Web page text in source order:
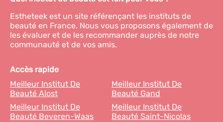
Estheteek est un site référençant les instituts de
beauté en France. Nous vous proposons également de
les évaluer et de les recommander auprès de notre
communauté et de vos amis.
Accès rapide
Meilleur Institut De
Beauté Alost
Meilleur Institut De
Beauté Gand
Meilleur Institut De
Beauté Beveren-Waas
Meilleur Institut De
Beauté Saint-Nicolas